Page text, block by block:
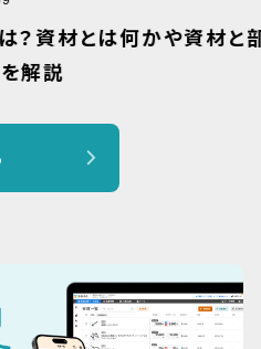
何かや資材と部材
製